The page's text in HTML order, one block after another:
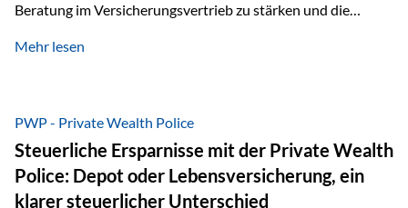
Beratung im Versicherungsvertrieb zu stärken und die
Personen transparent zu dokumentieren. Seit der
Stunden pro Jahr für vertrieblich tätige Personen in der
Versicherungsbranche. Über die Weiterbildungsdatenbank
von „gut beraten“ können absolvierte Bildungsmaßnahmen
zentral erfasst und dokumentiert werden. „gut beraten“
Mehr lesen
PWP - Private Wealth Police
Steuerliche Ersparnisse mit der Private Wealth
Police: Depot oder Lebensversicherung, ein
klarer steuerlicher Unterschied